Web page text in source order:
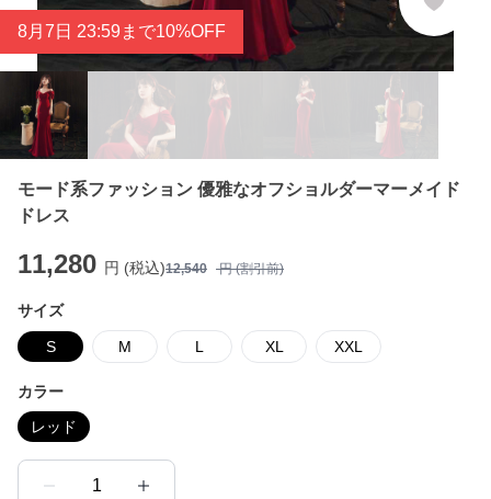
8月 7 日 23:59まで10%OFF
モード系ファッション 優雅なオフショルダーマーメイド
ドレス
11,280 円 (税込)12,540 円 (割引前)
サイズ
S M L XL XXL
カラー
レッド
1